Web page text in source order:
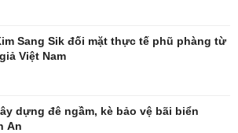
Sân khấu - Điện ảnh
Sang Sik đối mặt thực tế phũ phàng từ
Việt Nam
dựng đê ngầm, kè bảo vệ bãi biển
An